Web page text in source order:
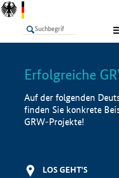
LISTE
Erfolgreiche
Auf der folgenden
finden Sie konkrete
GRW-Projekte!
LOS GEHT'S